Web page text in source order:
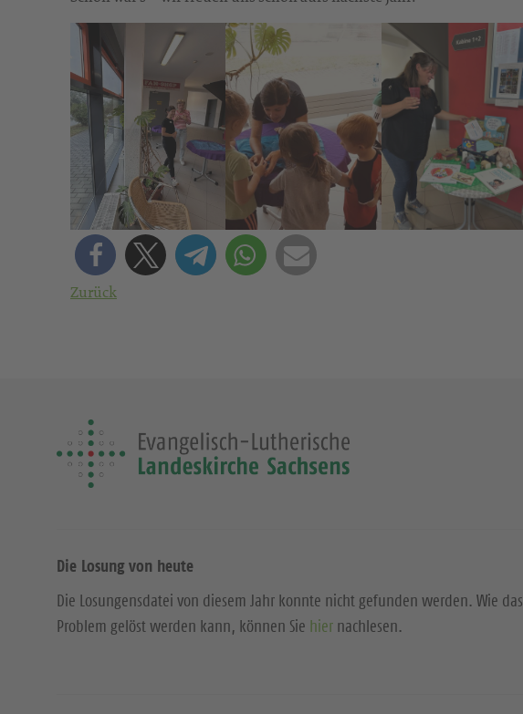
Zurück
Die Losung von heute
Die Losungensdatei von diesem Jahr konnte nicht gefunden werden. Wie das
Problem gelöst werden kann, können Sie hier nachlesen.